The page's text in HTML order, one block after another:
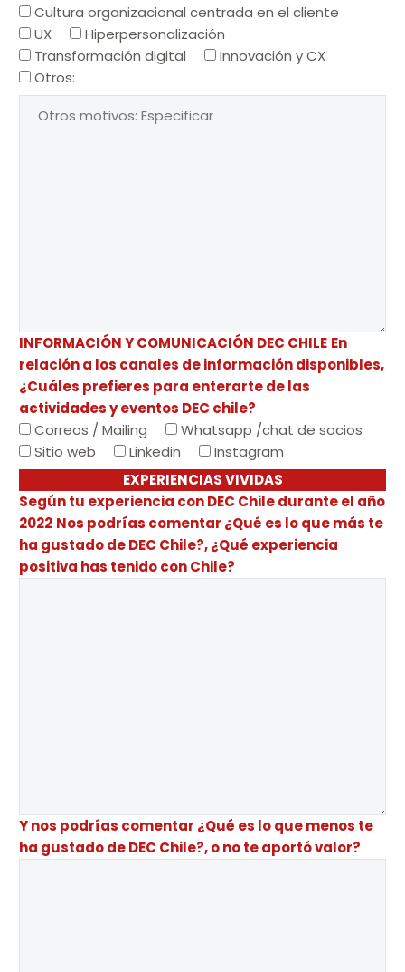
Cultura organizacional centrada en el cliente
UX
Hiperpersonalización
Transformación digital
Innovación y CX
Otros:
INFORMACIÓN Y COMUNICACIÓN DEC CHILE En
relación a los canales de información disponibles,
¿Cuáles prefieres para enterarte de las
actividades y eventos DEC chile?
Correos / Mailing
Whatsapp /chat de socios
Sitio web
Linkedin
Instagram
EXPERIENCIAS VIVIDAS
Según tu experiencia con DEC Chile durante el año
2022 Nos podrías comentar ¿Qué es lo que más te
ha gustado de DEC Chile?, ¿Qué experiencia
positiva has tenido con Chile?
Y nos podrías comentar ¿Qué es lo que menos te
ha gustado de DEC Chile?, o no te aportó valor?